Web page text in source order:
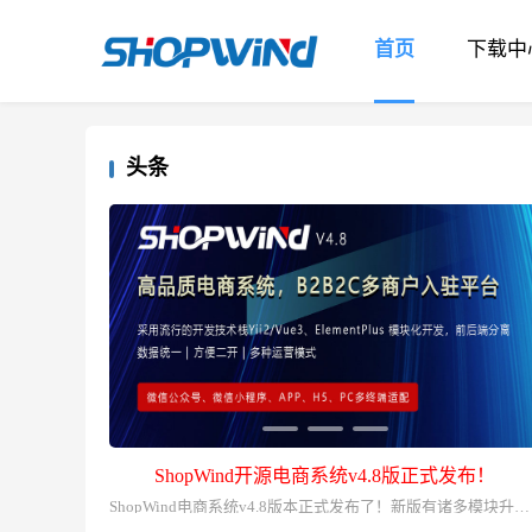
首页 下载中
头条
ShopWind开源电商系统V4.7 更新发布
新版本ShopWind v4.7正式发布啦！ 新版本采用 全新技术构架，实现前后端分离。使用vue3/vite、Element Plus UI、 axios数据请求、页面异步加载。此次更新新增虚拟产品的支持、支持扫码核销等功能，修复了不少功能模块。下面介绍下更新内容。 页面展示： 平台首页 平台后台 商家中心页 可视化DIY页面装修页 多商户旗舰版体验 后台体验： https://v4.shopwind‍.net/admin 平台管理员账号：admin 密码：111111 前台体验： https://v4.shopwi‍n‍d.net 自行微信登录、QQ、支付宝登录 商家体验： https://v4.shopwind.n‍et/seller/login 商家测试账号：18978189171 密码：111111 移动端体验 H5端体验： ‍https://v4.shopwind.net/h5 ShopWind v4.7 更新日志（2024.01.05）： 新增 电脑端用户中心首页修改昵称入口 新增 用户表字段【用户注册来源：regtype】，取值有：MP=小程序用户，WAP=H5用户，APP=APP端用户 新增 提现手续费设置 新增 电脑端商家中心导出订单EXCEl文件 优化 移动端商品介绍字段逻辑，使电脑端和移动端一致 优化 电脑端/移动端提现确认UI界面，增加提现手续费显示 优化 用户表和店铺表字段im_qq为qq 优化 资产提现表【deposit_withdraw】增加字段【 手续费：fee】 优化 资产交易表【deposit_trade】取消字段【交易分类：tradeCat】业务逻辑 优化 资产交易表【deposit_trade】增加字段【支付用户标识：openid】，为后续业务逻辑处理需要该参数 优化 订单表【order】删除字段【out_trade_sn、buyer_email、pay_message】 优化 新账号注册（含第三方快捷登录）的用户名生成逻辑 优化 登录入口页第三方登录没有安装相应的插件时增加提示 优化 用户头像保存路径 优化 资产模块业务逻辑 优化 移动端卖家中心添加/编辑商品详情字段逻辑 优化 门店自提订单提货人数据初始化 修复 商品详情页不显示商品详情问题 修复 地区数据保存后显示错误问题 修复 订单页使用优惠券数据有误问题 修复 我的订单列表，订单状态【取消订单】按钮显示场景有误的问题 修复 分销商中心可分销的商品列表中出现 已下架或禁售的商品 修复 电脑端收货人姓名显示有误的问题 修复 移动端店铺首页商品搜索后再次搜索store_id参数丢失的问题 修复 电脑端添加后编辑我的收货地址数据显示有误的问题 修复 电脑端店铺-店铺分类-编辑分类时 父级分类显示错误的问题